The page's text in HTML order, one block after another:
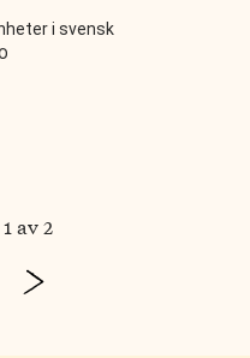
i svensk
av 2
Next